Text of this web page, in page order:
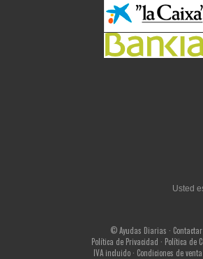
Usted
© Ayudas Diarias · Contactar
Política de Privacidad · Política de
IVA incluido · Condiciones de venta